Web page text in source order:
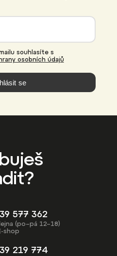
osobních údajů
se
577 362
(po–pá 12–18)
shop
219 774